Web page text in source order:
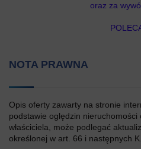
oraz za
NOTA PRAWNA
Opis oferty zawarty na stronie
podstawie oględzin
właściciela, może podlegać
określonej w art. 66 i następnych